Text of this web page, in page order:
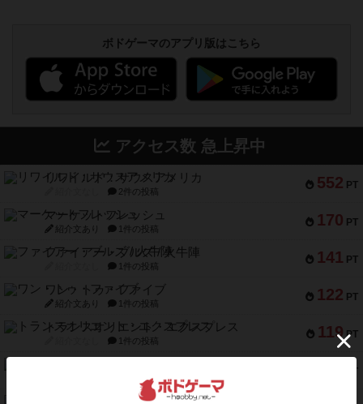
ボドゲーマのアプリ版はこちら
アクセス数 急上昇中
552 PT
リワイルド：サウスアメリカ
2件の投稿
170 PT
マーケットフレッシュ
紹介文あり 1件の投稿
141 PT
ファイアー・ブルズ / 火牛陣
1件の投稿
122 PT
ワン・トゥ・ファイブ
紹介文あり 1件の投稿
119 PT
トランスオリエント・エクスプレス
1件の投稿
PT
2件の投稿